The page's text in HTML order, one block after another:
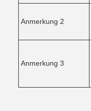
Anmerkung 2
Anmerkung 3